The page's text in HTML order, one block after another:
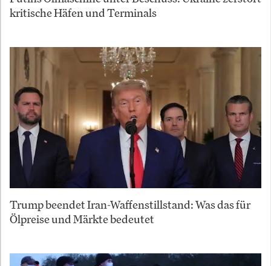
kritische Häfen und Terminals
Trump beendet Iran-Waffenstillstand: Was das für
Ölpreise und Märkte bedeutet